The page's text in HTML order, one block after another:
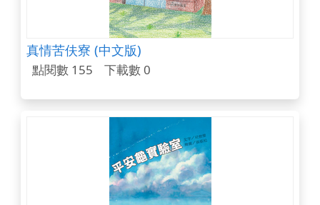
真情苦伕寮 (中文版)
點閱數 155 下載數 0